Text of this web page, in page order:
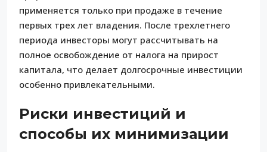
применяется только при продаже в течение
первых трех лет владения. После трехлетнего
периода инвесторы могут рассчитывать на
полное освобождение от налога на прирост
капитала, что делает долгосрочные инвестиции
особенно привлекательными.
Риски инвестиций и
способы их минимизации